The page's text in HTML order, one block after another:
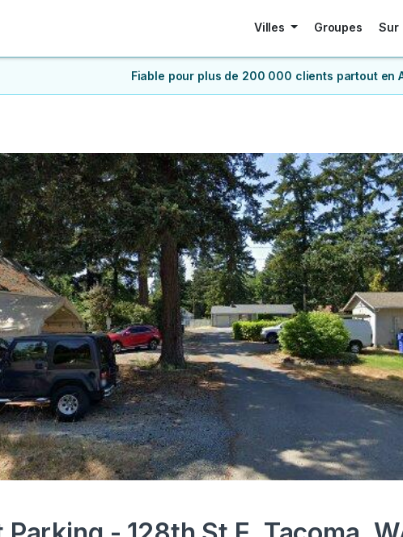
Villes Groupes Sur
Fiable pour plus de 200 000 clients partout en